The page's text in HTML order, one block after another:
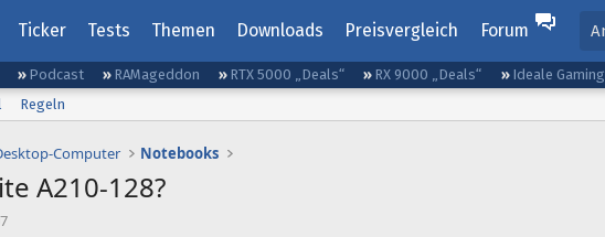
Ticker Tests Themen Downloads Preisvergleich Forum
Podcast RAMageddon RTX 5000 „Deals“ RX 9000 „Deals“
Ideale
Regeln
Computer Notebooks
A210-128?